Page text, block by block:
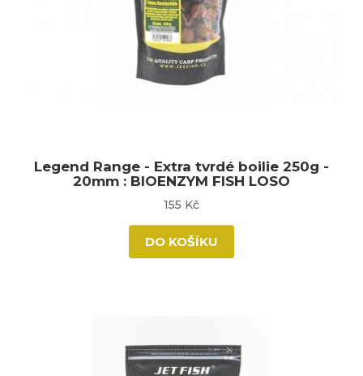
Legend Range - Extra tvrdé boilie 250g -
20mm : BIOENZYM FISH LOSO
155 Kč
DO KOŠÍKU